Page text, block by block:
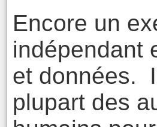
Encore un
indépendant
et données.
plupart des